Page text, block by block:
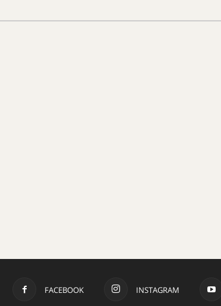
FACEBOOK INSTAGRAM